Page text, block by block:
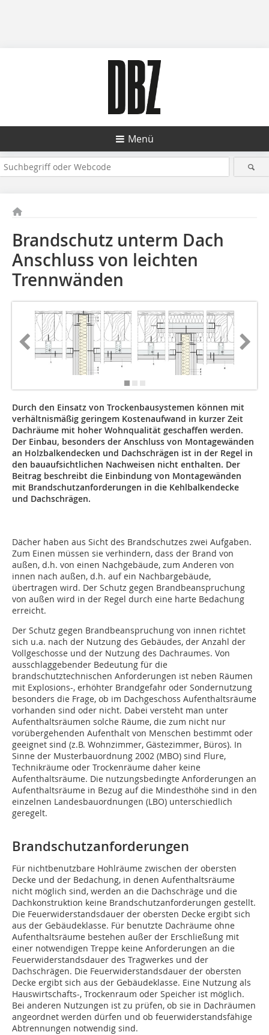
Menü
Brandschutz unterm Dach
Anschluss von leichten
Trennwänden
Durch den Einsatz von Trockenbausystemen können mit
verhältnismäßig geringem Kosten­­aufwand in kurzer Zeit
Dachräume mit hoher Wohnqualität geschaffen werden.
Der Einbau, besonders der Anschluss von Montagewänden
an Holzbalkendecken und Dachschrä­gen ist in der Regel in
den bauaufsichtlichen Nachweisen nicht enthalten. Der
Beitrag beschreibt die Einbindung von Montagewänden
mit Brandschutzanforderungen in die Kehlbalkendecke
und Dachschrägen.
Dächer haben aus Sicht des Brandschutzes zwei Aufgaben.
Zum Einen müssen sie verhindern, dass der Brand von
außen, d.h. von einen Nachgebäude, zum Anderen von
innen nach außen, d.h. auf ein Nachbargebäude,
übertragen wird. Der Schutz gegen Brand­beanspruchung
von außen wird in der Regel durch eine harte Bedachung
erreicht.
Der Schutz gegen Brandbeanspruchung von innen richtet
sich u.a. nach der Nutzung des Gebäudes, der Anzahl der
Vollgeschosse und der Nutzung des Dachraumes. Von
ausschlaggeben­der Bedeutung für die
brandschutztechnischen Anforderungen ist neben Räumen
mit Explosions-, erhöhter Brandgefahr oder Sondernutzung
besonders die Frage, ob im Dachgeschoss Aufenthaltsräume
vorhanden sind oder nicht. Dabei versteht man unter
Aufenthaltsräumen solche Räume, die zum nicht nur
vorübergehenden Aufenthalt von Menschen bestimmt oder
geeignet sind (z.B. Wohn­zimmer, Gästezimmer, Büros). In
Sinne der Musterbauordnung 2002 (MBO) sind Flure,
Technikräume oder Trockenräume daher keine
Aufenthaltsräume. Die nutzungsbedingte Anforderungen an
Aufenthaltsräume in Bezug auf die Mindesthöhe sind in den
einzelnen Landesbauordnungen (LBO) unterschiedlich
geregelt.
Brandschutzanforderungen
Für nichtbenutzbare Hohlräume zwischen der obersten
Decke und der Bedachung, in denen Aufenthaltsräume
nicht möglich sind, werden an die Dachschräge und die
Dachkonstruktion keine Brandschutzanforderungen gestellt.
Die Feuerwiderstands­dauer der obersten Decke ergibt sich
aus der Gebäudeklasse. Für benutzte Dachräume ohne
Aufenthalts­räume bestehen außer der Erschließung mit
einer notwendigen Treppe keine Anforderun­gen an die
Feuerwiderstandsdauer des Tragwerkes und der
Dachschrägen. Die Feuerwiderstandsdauer der obersten
Decke ergibt sich aus der Gebäudeklasse. Eine Nutzung als
Hauswirtschafts-, Trockenraum oder Speicher ist möglich.
Bei anderen Nutzungen ist zu prüfen, ob sie in Dachräumen
angeordnet werden dürfen und ob feuerwiderstandsfähige
Abtrennungen notwendig sind.